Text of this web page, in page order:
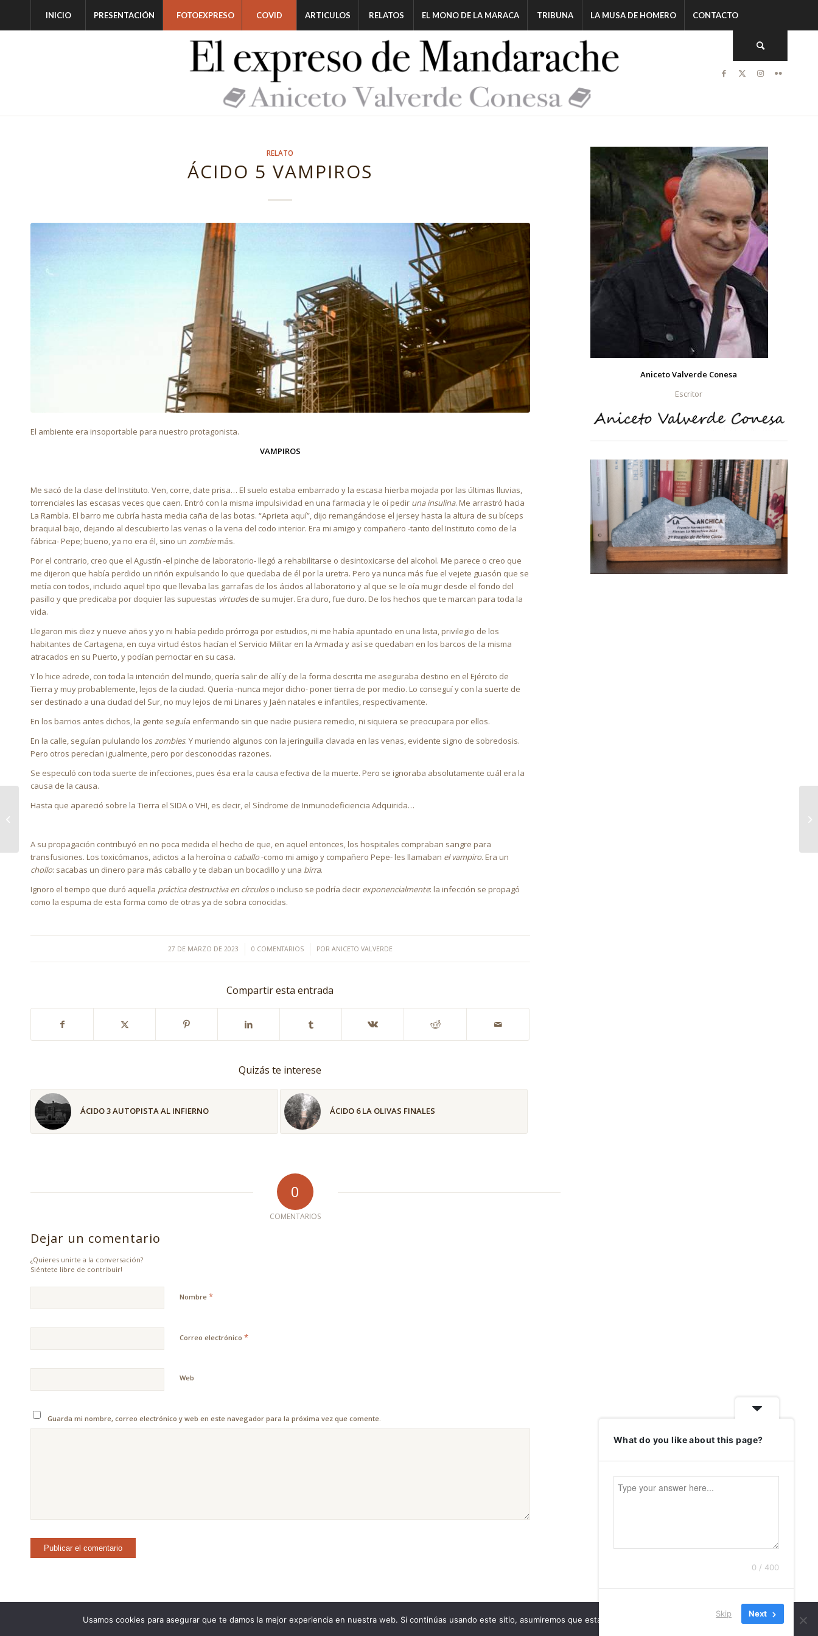
INICIO PRESENTACIÓN FOTOEXPRESO COVID ARTICULOS RELATOS EL MONO DE LA MARACA TRIBUNA LA MUSA DE HOMERO CONTACTO
RELATO
ÁCIDO 5 VAMPIROS
El ambiente era insoportable para nuestro protagonista.
VAMPIROS
Me sacó de la clase del Instituto. Ven, corre, date prisa… El suelo estaba embarrado y la escasa hierba mojada por las últimas lluvias,
torrenciales las escasas veces que caen. Entró con la misma impulsividad en una farmacia y le oí pedir una insulina. Me arrastró hacia
La Rambla. El barro me cubría hasta media caña de las botas. “Aprieta aquí”, dijo remangándose el jersey hasta la altura de su bíceps
braquial bajo, dejando al descubierto las venas o la vena del codo interior. Era mi amigo y compañero -tanto del Instituto como de la
fábrica- Pepe; bueno, ya no era él, sino un zombiemás.
Por el contrario, creo que el Agustín -el pinche de laboratorio- llegó a rehabilitarse o desintoxicarse del alcohol. Me parece o creo que
me dijeron que había perdido un riñón expulsando lo que quedaba de él por la uretra. Pero ya nunca más fue el vejete guasón que se
metía con todos, incluido aquel tipo que llevaba las garrafas de los ácidos al laboratorio y al que se le oía mugir desde el fondo del
pasillo y que predicaba por doquier las supuestas virtudesde su mujer. Era duro, fue duro. De los hechos que te marcan para toda la
vida.
Llegaron mis diez y nueve años y yo ni había pedido prórroga por estudios, ni me había apuntado en una lista, privilegio de los
habitantes de Cartagena, en cuya virtud éstos hacían el Servicio Militar en la Armada y así se quedaban en los barcos de la misma
atracados en su Puerto, y podían pernoctar en su casa.
Y lo hice adrede, con toda la intención del mundo, quería salir de allí y de la forma descrita me aseguraba destino en el Ejército de
Tierra y muy probablemente, lejos de la ciudad. Quería -nunca mejor dicho- poner tierra de por medio. Lo conseguí y con la suerte de
ser destinado a una ciudad del Sur, no muy lejos de mi Linares y Jaén natales e infantiles, respectivamente.
En los barrios antes dichos, la gente seguía enfermando sin que nadie pusiera remedio, ni siquiera se preocupara por ellos.
En la calle, seguían pululando los zombies. Y muriendo algunos con la jeringuilla clavada en las venas, evidente signo de sobredosis.
Pero otros perecían igualmente, pero por desconocidas razones.
Se especuló con toda suerte de infecciones, pues ésa era la causa efectiva de la muerte. Pero se ignoraba absolutamente cuál era la
causa de la causa.
Hasta que apareció sobre la Tierra el SIDA o VHI, es decir, el Síndrome de Inmunodeficiencia Adquirida…
A su propagación contribuyó en no poca medida el hecho de que, en aquel entonces, los hospitales compraban sangre para
transfusiones. Los toxicómanos, adictos a la heroína o caballo-como mi amigo y compañero Pepe- les llamaban el vampiro. Era un
chollo: sacabas un dinero para más caballo y te daban un bocadillo y una birra.
Ignoro el tiempo que duró aquella práctica destructiva en círculoso incluso se podría decir exponencialmente: la infección se propagó
como la espuma de esta forma como de otras ya de sobra conocidas.
27 DE MARZO DE 2023
/ 0 COMENTARIOS
/ POR ANICETO VALVERDE
Compartir esta entrada
Quizás te interese
ÁCIDO 3 AUTOPISTA AL INFIERNO ÁCIDO 6 LA OLIVAS FINALES
0
COMENTARIOS
Dejar un comentario
¿Quieres unirte a la conversación?
Siéntete libre de contribuir!
Nombre *
Correo electrónico *
Web
Guarda mi nombre, correo electrónico y web en este navegador para la próxima vez que comente.
Aniceto Valverde Conesa
Escritor
©Copyright [2023] - TecnoMur Sistemas, Informática y Telecomunicaciones
ÁCIDO 4 LA TOURNÉE
Usamos cookies para asegurar que te damos la mejor experiencia en nuestra web. Si continúas usando este sitio, asumiremos que estás de acuerdo con ello. Aceptar
What do you like about this page?
0 / 400
Skip Next